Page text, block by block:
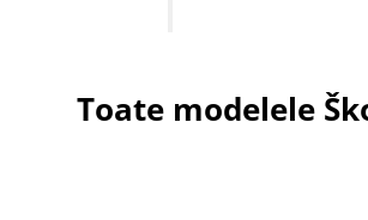
Toate modelele